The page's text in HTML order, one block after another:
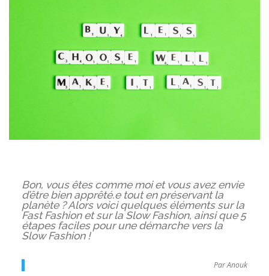
Bon, vous êtes comme moi et vous avez envie
d’être bien apprêté.e tout en préservant la
planète ? Alors voici quelques éléments sur la
Fast Fashion et sur la Slow Fashion, ainsi que 5
étapes faciles pour une démarche vers la
Slow Fashion !
Par Anouk